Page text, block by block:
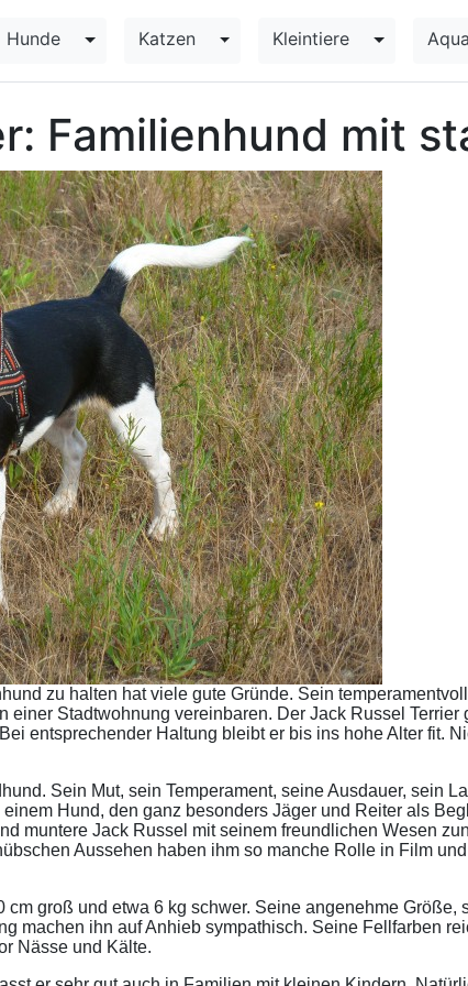
Hunde Toggle Dropdown
Katzen Toggle Dropdown
Kleintiere Toggle
Familienhund mit
zu halten hat viele gute Gründe. Sein
einer Stadtwohnung vereinbaren. Der Jack Russel
entsprechender Haltung bleibt er bis ins hohe Alter fit.
Sein Mut, sein Temperament, seine Ausdauer, sein
Hund, den ganz besonders Jäger und Reiter als
muntere Jack Russel mit seinem freundlichen Wesen
Aussehen haben ihm so manche Rolle in Film
groß und etwa 6 kg schwer. Seine angenehme Größe,
machen ihn auf Anhieb sympathisch. Seine Fellfarben
Nässe und Kälte.